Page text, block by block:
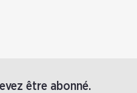
être abonné.